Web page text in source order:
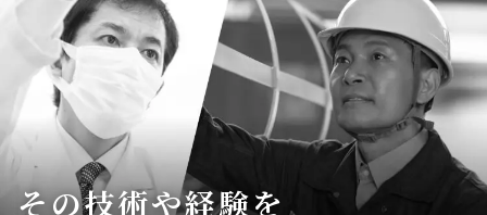
その技術や経験を